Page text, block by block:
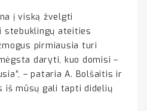
į viską žvelgti
stebuklingų ateities
pirmiausia turi
daryti, kuo domisi –
– pataria A. Bolšaitis ir
iš mūsų gali tapti didelių